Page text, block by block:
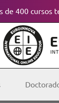
de 400 cursos